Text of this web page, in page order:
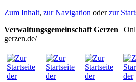
Zum Inhalt, zur Navigation oderzur
Verwaltungsgemeinschaft Gerzen |
gerzen.de/